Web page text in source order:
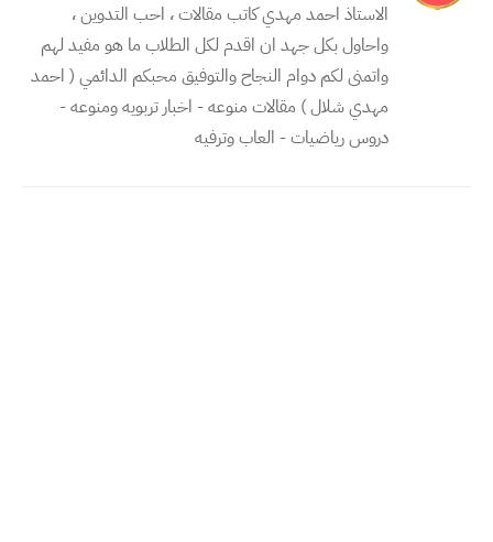
الاستاذ احمد مهدي كاتب مقالات ، احب التدوين ،
واحاول بكل جهد ان اقدم لكل الطلاب ما هو مفيد لهم
واتمنى لكم دوام النجاح والتوفيق محبكم الدائمي ( احمد
مهدي شلال ) مقالات منوعه - اخبار تربويه ومنوعه -
دروس رياضيات - العاب وترفيه